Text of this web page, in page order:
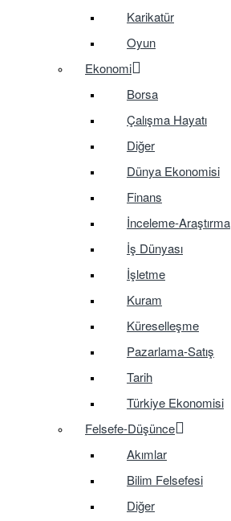
Karikatür
Oyun
Ekonomi
Borsa
Çalışma Hayatı
Diğer
Dünya Ekonomisi
Finans
İnceleme-Araştırma
İş Dünyası
İşletme
Kuram
Küreselleşme
Pazarlama-Satış
Tarih
Türkiye Ekonomisi
Felsefe-Düşünce
Akımlar
Bilim Felsefesi
Diğer